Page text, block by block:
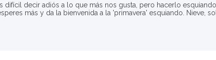
difícil decir adiós a lo que más nos gusta, pero hacerlo
más y da la bienvenida a la 'primavera' esquiando. Nieve,